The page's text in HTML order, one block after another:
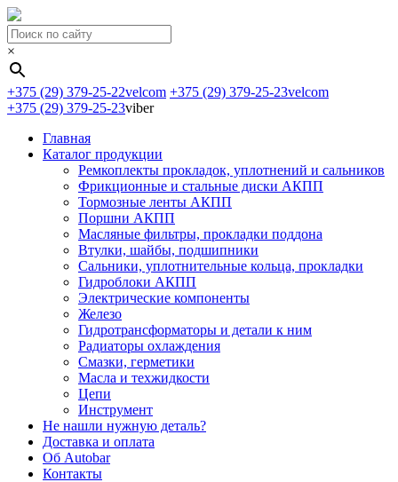
×
+375 (29) 379-25-22velcom +375 (29) 379-25-23velcom
+375 (29) 379-25-23viber
Главная
Каталог продукции
Ремкоплекты прокладок, уплотнений и сальников
Фрикционные и стальные диски АКПП
Тормозные ленты АКПП
Поршни АКПП
Масляные фильтры, прокладки поддона
Втулки, шайбы, подшипники
Сальники, уплотнительные кольца, прокладки
Гидроблоки АКПП
Электрические компоненты
Железо
Гидротрансформаторы и детали к ним
Радиаторы охлаждения
Смазки, герметики
Масла и техжидкости
Цепи
Инструмент
Не нашли нужную деталь?
Доставка и оплата
Об Autobar
Контакты